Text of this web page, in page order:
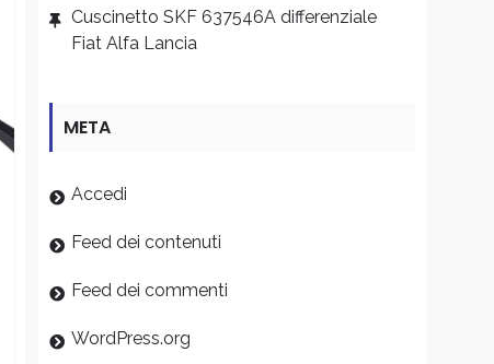
Cuscinetto SKF 637546A differenziale
Fiat Alfa Lancia
META
Accedi
Feed dei contenuti
Feed dei commenti
WordPress.org